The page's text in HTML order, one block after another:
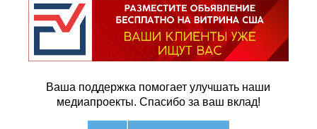
Ваша поддержка помогает улучшать наши
медиапроекты. Спасибо за ваш вклад!